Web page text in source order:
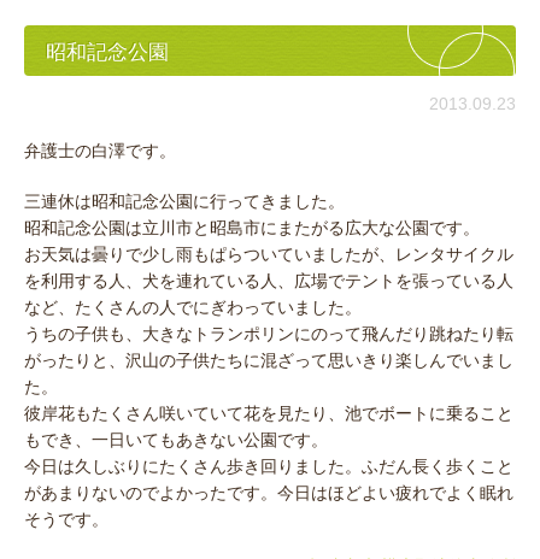
昭和記念公園
2013.09.23
弁護士の白澤です。
三連休は昭和記念公園に行ってきました。
昭和記念公園は立川市と昭島市にまたがる広大な公園です。
お天気は曇りで少し雨もぱらついていましたが、レンタサイクル
を利用する人、犬を連れている人、広場でテントを張っている人
など、たくさんの人でにぎわっていました。
うちの子供も、大きなトランポリンにのって飛んだり跳ねたり転
がったりと、沢山の子供たちに混ざって思いきり楽しんでいまし
た。
彼岸花もたくさん咲いていて花を見たり、池でボートに乗ること
もでき、一日いてもあきない公園です。
今日は久しぶりにたくさん歩き回りました。ふだん長く歩くこと
があまりないのでよかったです。今日はほどよい疲れでよく眠れ
そうです。